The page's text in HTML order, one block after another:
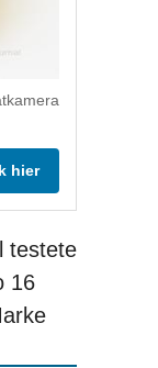
hier
testete
16